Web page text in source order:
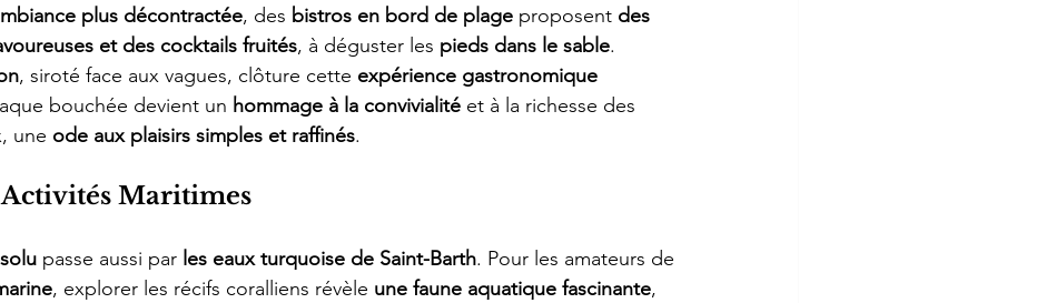
plus décontractée, des bistros en bord de plage proposent des
et des cocktails fruités, à déguster les pieds dans le sable.
, siroté face aux vagues, clôture cette expérience gastronomique
bouchée devient un hommage à la convivialité et à la richesse des
une ode aux plaisirs simples et raffinés.
Maritimes
passe aussi par les eaux turquoise de Saint-Barth. Pour les amateurs de
, explorer les récifs coralliens révèle une faune aquatique fascinante,